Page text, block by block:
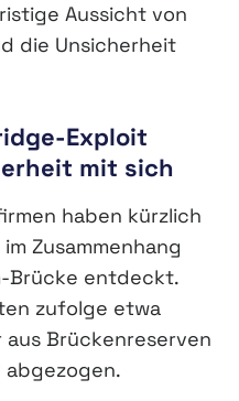
Aussicht von
die Unsicherheit
Exploit
mit sich
haben kürzlich
Zusammenhang
Brücke entdeckt.
zufolge etwa
aus Brückenreserven
abgezogen.